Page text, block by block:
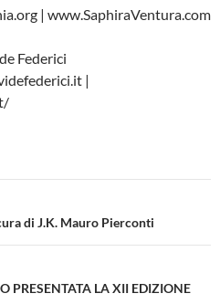
| www.SaphiraVentura.com
Federici
|
di J.K. Mauro Pierconti
PRESENTATA LA XII EDIZIONE